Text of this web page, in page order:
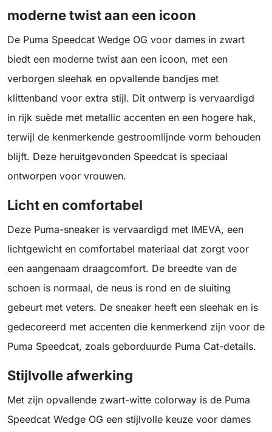
moderne twist aan een icoon
De Puma Speedcat Wedge OG voor dames in zwart
biedt een moderne twist aan een icoon, met een
verborgen sleehak en opvallende bandjes met
klittenband voor extra stijl. Dit ontwerp is vervaardigd
in rijk suède met metallic accenten en een hogere hak,
terwijl de kenmerkende gestroomlijnde vorm behouden
blijft. Deze heruitgevonden Speedcat is speciaal
ontworpen voor vrouwen.
Licht en comfortabel
Deze Puma-sneaker is vervaardigd met IMEVA, een
lichtgewicht en comfortabel materiaal dat zorgt voor
een aangenaam draagcomfort. De breedte van de
schoen is normaal, de neus is rond en de sluiting
gebeurt met veters. De sneaker heeft een sleehak en is
gedecoreerd met accenten die kenmerkend zijn voor de
Puma Speedcat, zoals geborduurde Puma Cat-details.
Stijlvolle afwerking
Met zijn opvallende zwart-witte colorway is de Puma
Speedcat Wedge OG een stijlvolle keuze voor dames